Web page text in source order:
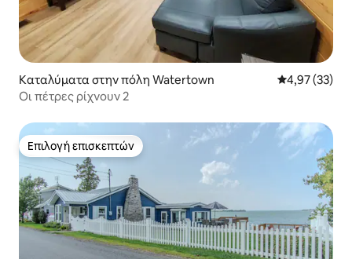
Καταλύματα στην πόλη Watertown Μέση
4,97 (33)
Οι πέτρες ρίχνουν 2
Επιλογή επισκεπτών
Επιλογή επισκεπτών